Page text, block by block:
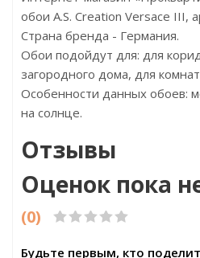
обои A.S. Creation Versace III,
Страна бренда - Германия.
Обои подойдут для: для
загородного дома, для
Особенности данных обоев:
на солнце.
Отзывы
Оценок пока
(0)
Будьте первым, кто